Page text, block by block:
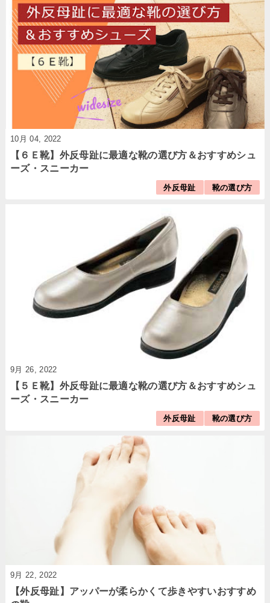
10月 04, 2022
【６Ｅ靴】外反母趾に最適な靴の選び方＆おすすめシュ
ーズ・スニーカー
外反母趾 靴の選び方
9月 26, 2022
【５Ｅ靴】外反母趾に最適な靴の選び方＆おすすめシュ
ーズ・スニーカー
外反母趾 靴の選び方
9月 22, 2022
【外反母趾】アッパーが柔らかくて歩きやすいおすすめ